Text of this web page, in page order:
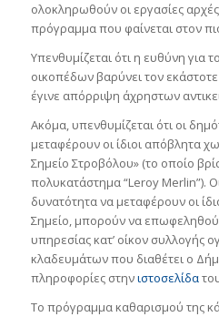
ολοκληρωθούν οι εργασίες
πρόγραμμα που φαίνεται στον
Υπενθυμίζεται ότι η ευθύνη για
οικοπέδων βαρύνει τον
έγινε απόρριψη άχρηστων
Ακόμα, υπενθυμίζεται ότι οι
μεταφέρουν οι ίδιοι απόβλητα
Σημείο Στροβόλου» (το οποίο
πολυκατάστημα “Leroy Merlin”).
δυνατότητα να μεταφέρουν οι
Σημείο, μπορούν να
υπηρεσίας κατ’ οίκον συλλογής
κλαδευμάτων που διαθέτει ο
πληροφορίες στηνιστοσελίδα
Το πρόγραμμα καθαρισμού της